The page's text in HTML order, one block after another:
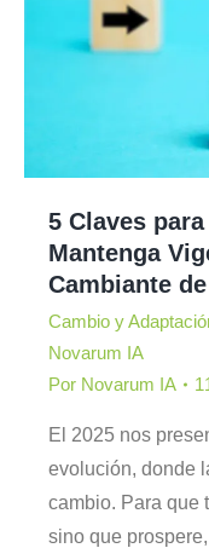
5 Claves
Mantenga
Cambiante
Cambio y
Novarum IA
Por Novarum IA
El 2025 nos
evolución, donde
cambio. Para que
sino que